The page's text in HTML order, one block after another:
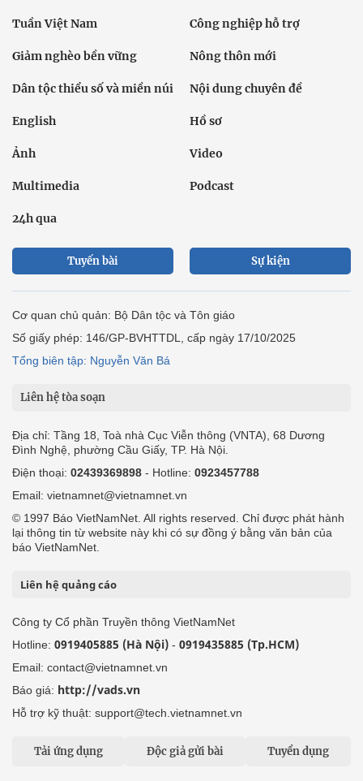
Tuần Việt Nam Công nghiệp hỗ trợ
Giảm nghèo bền vững Nông thôn mới
Dân tộc thiểu số và miền núi Nội dung chuyên đề
English Hồ sơ
Ảnh Video
Multimedia Podcast
24h qua
Tuyến bài Sự kiện
Cơ quan chủ quản: Bộ Dân tộc và Tôn giáo
Số giấy phép: 146/GP-BVHTTDL, cấp ngày 17/10/2025
Tổng biên tập: Nguyễn Văn Bá
Liên hệ tòa soạn
Địa chỉ: Tầng 18, Toà nhà Cục Viễn thông (VNTA), 68 Dương
Đình Nghệ, phường Cầu Giấy, TP. Hà Nội.
Điện thoại: 02439369898 - Hotline: 0923457788
Email: vietnamnet@vietnamnet.vn
© 1997 Báo VietNamNet. All rights reserved. Chỉ được phát hành
lại thông tin từ website này khi có sự đồng ý bằng văn bản của
báo VietNamNet.
Liên hệ quảng cáo
Công ty Cổ phần Truyền thông VietNamNet
Hotline: 0919405885 (Hà Nội) - 0919435885 (Tp.HCM)
Email: contact@vietnamnet.vn
Báo giá: http://vads.vn
Hỗ trợ kỹ thuật: support@tech.vietnamnet.vn
Tải ứng dụng Độc giả gửi bài Tuyển dụng